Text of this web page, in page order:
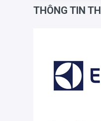
THÔNG TIN